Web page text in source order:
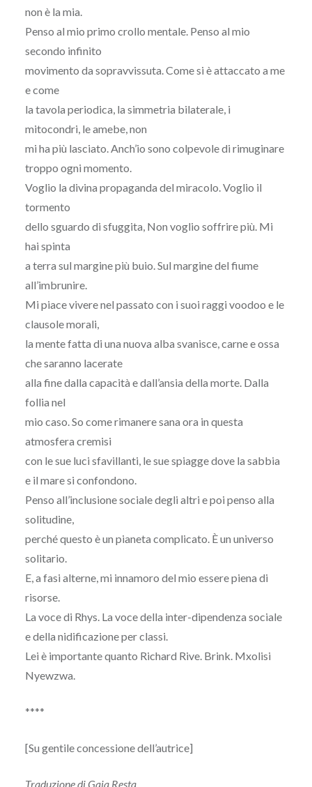
non è la mia.
Penso al mio primo crollo mentale. Penso al mio
secondo infinito
movimento da sopravvissuta. Come si è attaccato a me
e come
la tavola periodica, la simmetria bilaterale, i
mitocondri, le amebe, non
mi ha più lasciato. Anch’io sono colpevole di rimuginare
troppo ogni momento.
Voglio la divina propaganda del miracolo. Voglio il
tormento
dello sguardo di sfuggita, Non voglio soffrire più. Mi
hai spinta
a terra sul margine più buio. Sul margine del fiume
all’imbrunire.
Mi piace vivere nel passato con i suoi raggi voodoo e le
clausole morali,
la mente fatta di una nuova alba svanisce, carne e ossa
che saranno lacerate
alla fine dalla capacità e dall’ansia della morte. Dalla
follia nel
mio caso. So come rimanere sana ora in questa
atmosfera cremisi
con le sue luci sfavillanti, le sue spiagge dove la sabbia
e il mare si confondono.
Penso all’inclusione sociale degli altri e poi penso alla
solitudine,
perché questo è un pianeta complicato. È un universo
solitario.
E, a fasi alterne, mi innamoro del mio essere piena di
risorse.
La voce di Rhys. La voce della inter-dipendenza sociale
e della nidificazione per classi.
Lei è importante quanto Richard Rive. Brink. Mxolisi
Nyewzwa.
****
[Su gentile concessione dell’autrice]
Traduzione di Gaia Resta